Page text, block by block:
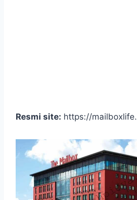
Resmi site: https://